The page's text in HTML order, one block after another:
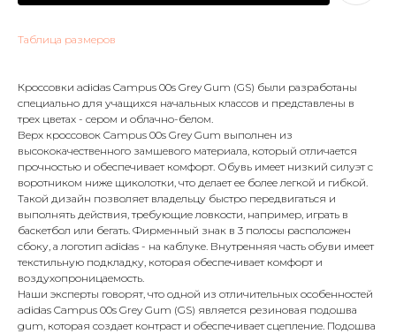
Таблица размеров
Кроссовки adidas Campus 00s Grey Gum (GS) были разработаны
специально для учащихся начальных классов и представлены в
трех цветах - сером и облачно-белом.
Верх кроссовок Campus 00s Grey Gum выполнен из
высококачественного замшевого материала, который отличается
прочностью и обеспечивает комфорт. Обувь имеет низкий силуэт с
воротником ниже щиколотки, что делает ее более легкой и гибкой.
Такой дизайн позволяет владельцу быстро передвигаться и
выполнять действия, требующие ловкости, например, играть в
баскетбол или бегать. Фирменный знак в 3 полосы расположен
сбоку, а логотип adidas - на каблуке. Внутренняя часть обуви имеет
текстильную подкладку, которая обеспечивает комфорт и
воздухопроницаемость.
Наши эксперты говорят, что одной из отличительных особенностей
adidas Campus 00s Grey Gum (GS) является резиновая подошва
gum, которая создает контраст и обеспечивает сцепление. Подошва